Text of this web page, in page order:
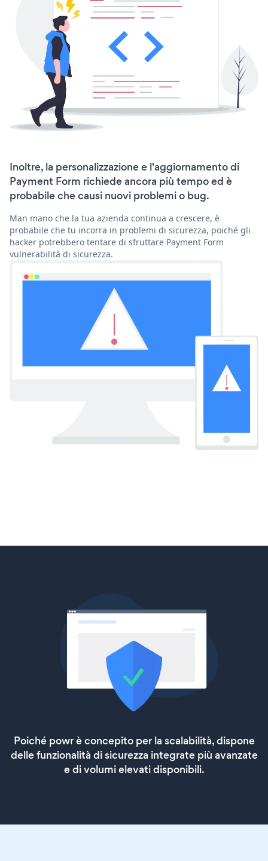
Inoltre, la personalizzazione e l'aggiornamento di
Payment Form richiede ancora più tempo ed è
probabile che causi nuovi problemi o bug.
Man mano che la tua azienda continua a crescere, è
probabile che tu incorra in problemi di sicurezza, poiché gli
hacker potrebbero tentare di sfruttare Payment Form
vulnerabilità di sicurezza.
Poiché powr è concepito per la scalabilità, dispone
delle funzionalità di sicurezza integrate più avanzate
e di volumi elevati disponibili.